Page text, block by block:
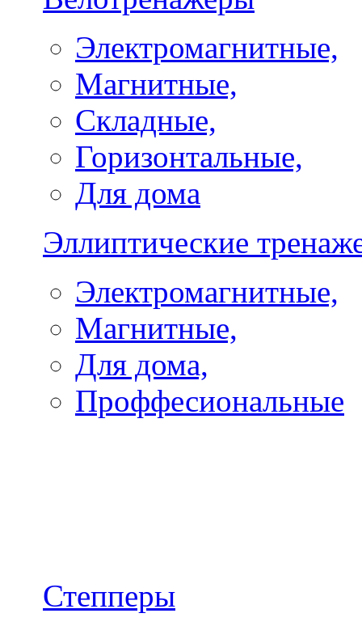
Электромагнитные,
Магнитные,
Складные,
Горизонтальные,
Для дома
Эллиптические
Электромагнитные,
Магнитные,
Для дома,
Проффесиональные
Степперы